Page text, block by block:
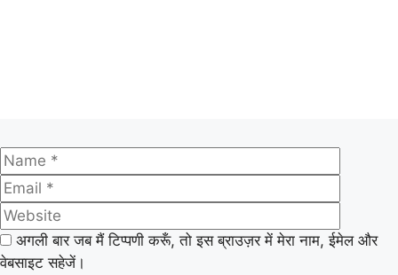
अगली बार जब मैं टिप्पणी करूँ, तो इस ब्राउज़र में मेरा नाम, ईमेल और
वेबसाइट सहेजें।